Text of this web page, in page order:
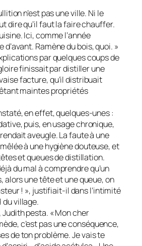
n’est pas une ville. Ni le
dire qu’il faut la faire chauffer.
Ici, comme l’année
d’avant. Ramène du bois, quoi. »
par quelques coups de
finissait par distiller une
facture, qu’il distribuait
maintes propriétés
en effet, quelques-unes :
puis, en usage chronique,
aveugle. La faute à une
à une hygiène douteuse, et
et queues de distillation.
du mal à comprendre qu’un
alors une tête et une queue, on
! », justifiait-il dans l’intimité
du village.
pesta. « Mon cher
c’est pas une conséquence,
de ton problème. Je vais te